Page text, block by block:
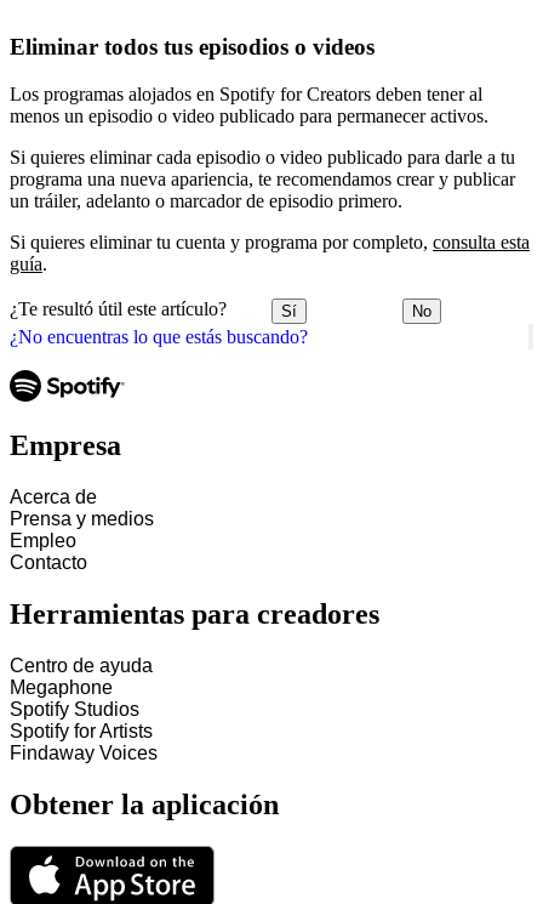
¿No encuentras lo que estás buscando?
Eliminar todos tus episodios o videos
Los programas alojados en Spotify for Creators deben tener al
menos un episodio o video publicado para permanecer activos.
Si quieres eliminar cada episodio o video publicado para darle a tu
programa una nueva apariencia, te recomendamos crear y publicar
un tráiler, adelanto o marcador de episodio primero.
Si quieres eliminar tu cuenta y programa por completo, consulta esta
guía.
¿Te resultó útil este artículo? Sí No
Empresa
Acerca de
Prensa y medios
Empleo
Contacto
Herramientas para creadores
Centro de ayuda
Megaphone
Spotify Studios
Spotify for Artists
Findaway Voices
Obtener la aplicación